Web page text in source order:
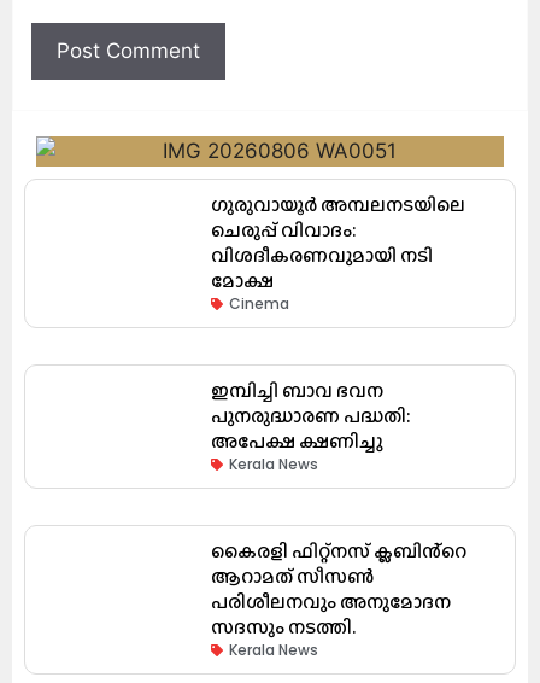
ഗുരുവായൂർ അമ്പലനടയിലെ
ചെരുപ്പ് വിവാദം:
വിശദീകരണവുമായി നടി
മോക്ഷ
Cinema
ഇമ്പിച്ചി ബാവ ഭവന
പുനരുദ്ധാരണ പദ്ധതി:
അപേക്ഷ ക്ഷണിച്ചു
Kerala News
കൈരളി ഫിറ്റ്നസ് ക്ലബിൻ്റെ
ആറാമത് സീസൺ
പരിശീലനവും അനുമോദന
സദസും നടത്തി.
Kerala News